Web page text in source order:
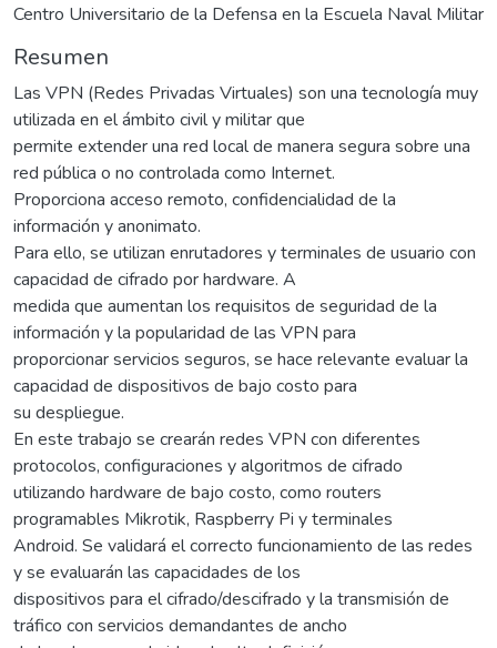
Centro Universitario de la Defensa en la Escuela Naval Militar
Resumen
Las VPN (Redes Privadas Virtuales) son una tecnología muy
utilizada en el ámbito civil y militar que
permite extender una red local de manera segura sobre una
red pública o no controlada como Internet.
Proporciona acceso remoto, confidencialidad de la
información y anonimato.
Para ello, se utilizan enrutadores y terminales de usuario con
capacidad de cifrado por hardware. A
medida que aumentan los requisitos de seguridad de la
información y la popularidad de las VPN para
proporcionar servicios seguros, se hace relevante evaluar la
capacidad de dispositivos de bajo costo para
su despliegue.
En este trabajo se crearán redes VPN con diferentes
protocolos, configuraciones y algoritmos de cifrado
utilizando hardware de bajo costo, como routers
programables Mikrotik, Raspberry Pi y terminales
Android. Se validará el correcto funcionamiento de las redes
y se evaluarán las capacidades de los
dispositivos para el cifrado/descifrado y la transmisión de
tráfico con servicios demandantes de ancho